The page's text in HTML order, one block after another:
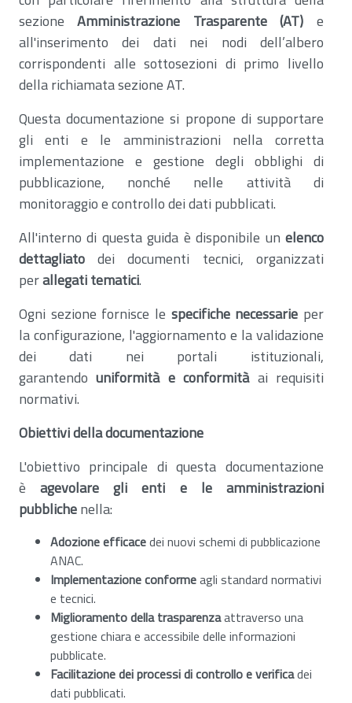
sezioneAmministrazione Trasparente (AT) e
all'inserimento dei dati nei nodi dell’albero
corrispondenti alle sottosezioni di primo livello
della richiamata sezione AT.
Questa documentazione si propone di supportare
gli enti e le amministrazioni nella corretta
implementazione e gestione degli obblighi di
pubblicazione, nonché nelle attività di
monitoraggio e controllo dei dati pubblicati.
All'interno di questa guida è disponibile un elenco
dettagliatodei documenti tecnici, organizzati
perallegati tematici.
Ogni sezione fornisce le specifiche necessarie per
la configurazione, l'aggiornamento e la validazione
dei dati nei portali istituzionali,
garantendouniformità e conformitàai requisiti
normativi.
Obiettivi della documentazione
L'obiettivo principale di questa documentazione
èagevolare gli enti e le amministrazioni
pubblichenella:
Adozione efficacedei nuovi schemi di pubblicazione
ANAC.
Implementazione conformeagli standard normativi
e tecnici.
Miglioramento della trasparenzaattraverso una
gestione chiara e accessibile delle informazioni
pubblicate.
Facilitazione dei processi di controllo e verificadei
dati pubblicati.